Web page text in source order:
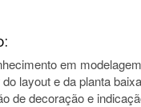
em
layout e da planta
de decoração e